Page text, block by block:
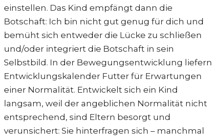
einstellen. Das Kind empfängt dann die
Botschaft: Ich bin nicht gut genug für dich und
bemüht sich entweder die Lücke zu schließen
und/oder integriert die Botschaft in sein
Selbstbild. In der Bewegungsentwicklung liefern
Entwicklungskalender Futter für Erwartungen
einer Normalität. Entwickelt sich ein Kind
langsam, weil der angeblichen Normalität nicht
entsprechend, sind Eltern besorgt und
verunsichert: Sie hinterfragen sich – manchmal